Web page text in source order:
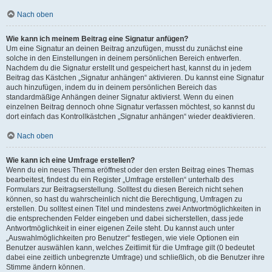
Nach oben
Wie kann ich meinem Beitrag eine Signatur anfügen?
Um eine Signatur an deinen Beitrag anzufügen, musst du zunächst eine
solche in den Einstellungen in deinem persönlichen Bereich entwerfen.
Nachdem du die Signatur erstellt und gespeichert hast, kannst du in jedem
Beitrag das Kästchen „Signatur anhängen“ aktivieren. Du kannst eine Signatur
auch hinzufügen, indem du in deinem persönlichen Bereich das
standardmäßige Anhängen deiner Signatur aktivierst. Wenn du einen
einzelnen Beitrag dennoch ohne Signatur verfassen möchtest, so kannst du
dort einfach das Kontrollkästchen „Signatur anhängen“ wieder deaktivieren.
Nach oben
Wie kann ich eine Umfrage erstellen?
Wenn du ein neues Thema eröffnest oder den ersten Beitrag eines Themas
bearbeitest, findest du ein Register „Umfrage erstellen“ unterhalb des
Formulars zur Beitragserstellung. Solltest du diesen Bereich nicht sehen
können, so hast du wahrscheinlich nicht die Berechtigung, Umfragen zu
erstellen. Du solltest einen Titel und mindestens zwei Antwortmöglichkeiten in
die entsprechenden Felder eingeben und dabei sicherstellen, dass jede
Antwortmöglichkeit in einer eigenen Zeile steht. Du kannst auch unter
„Auswahlmöglichkeiten pro Benutzer“ festlegen, wie viele Optionen ein
Benutzer auswählen kann, welches Zeitlimit für die Umfrage gilt (0 bedeutet
dabei eine zeitlich unbegrenzte Umfrage) und schließlich, ob die Benutzer ihre
Stimme ändern können.